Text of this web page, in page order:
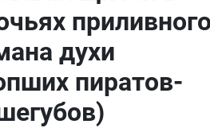
приливного
духи
пиратов-